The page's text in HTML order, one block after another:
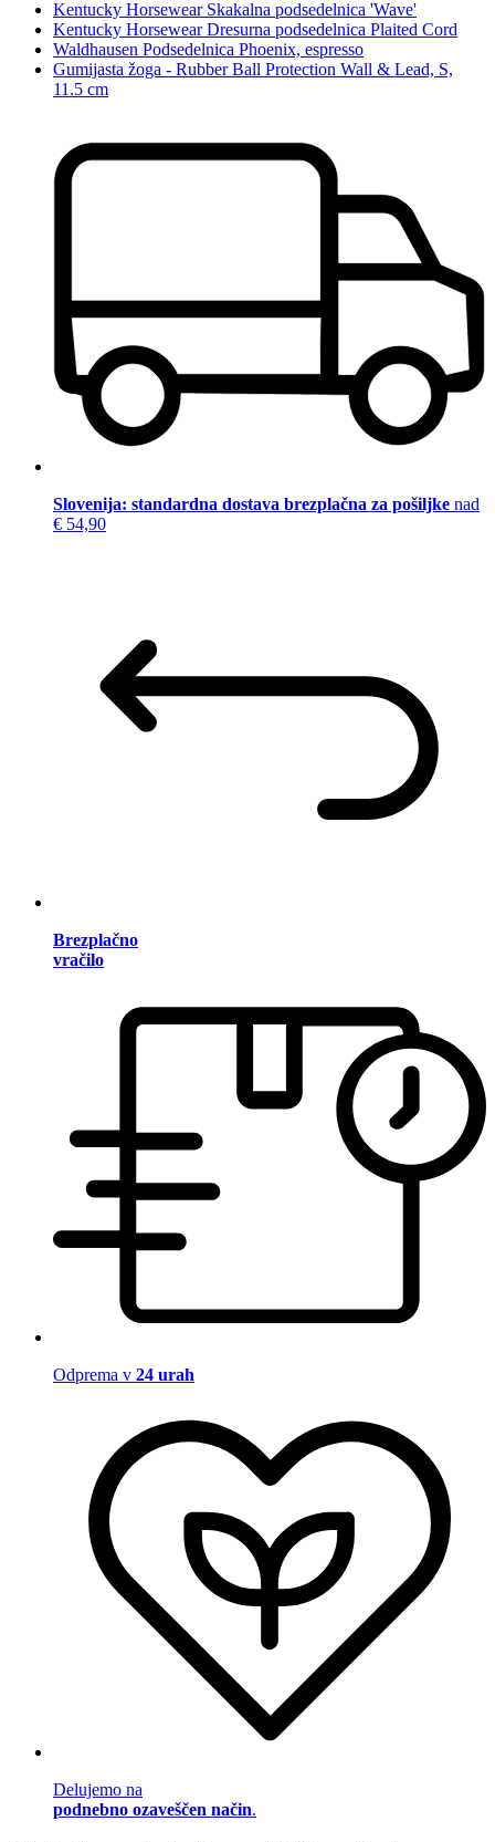
Kentucky Horsewear Skakalna podsedelnica 'Wave'
Kentucky Horsewear Dresurna podsedelnica Plaited Cord
Waldhausen Podsedelnica Phoenix, espresso
Gumijasta žoga - Rubber Ball Protection Wall & Lead, S,
11.5 cm
Slovenija: standardna dostava brezplačna za pošiljke nad
€ 54,90
Brezplačno
vračilo
Odprema v 24 urah
Delujemo na
podnebno ozaveščen način.